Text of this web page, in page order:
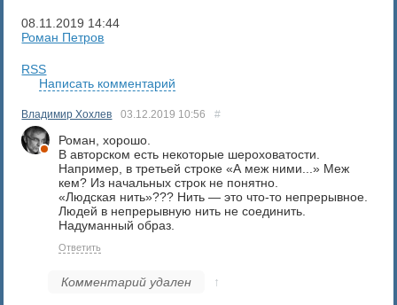
08.11.2019 14:44
Роман Петров
RSS
Написать комментарий
Владимир Хохлев 03.12.2019 10:56 #
Роман, хорошо.
В авторском есть некоторые шероховатости.
Например, в третьей строке «А меж ними...» Меж
кем? Из начальных строк не понятно.
«Людская нить»??? Нить — это что-то непрерывное.
Людей в непрерывную нить не соединить.
Надуманный образ.
Ответить
Комментарий удален ↑